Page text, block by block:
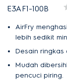
E3AF1-100B
AirFry
lebih sedikit
Desain
Mudah
pencuci piring.